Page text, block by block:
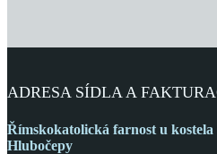
ADRESA SÍDLA A
Římskokatolická farnost u
Hlubočepy